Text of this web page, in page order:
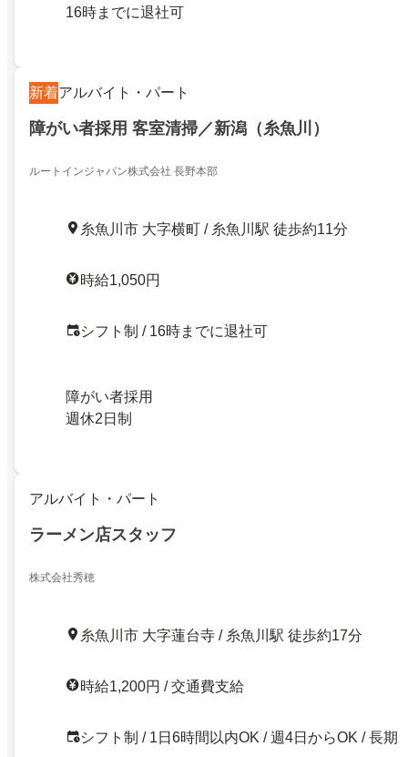
16時までに退社可
新着アルバイト・パート
障がい者採用 客室清掃／新潟（糸魚川）
ルートインジャパン株式会社 長野本部
糸魚川市 大字横町 / 糸魚川駅 徒歩約11分
時給1,050円
シフト制 / 16時までに退社可
障がい者採用
週休2日制
アルバイト・パート
ラーメン店スタッフ
株式会社秀穂
糸魚川市 大字蓮台寺 / 糸魚川駅 徒歩約17分
時給1,200円 / 交通費支給
シフト制 / 1日6時間以内OK / 週4日からOK / 長期